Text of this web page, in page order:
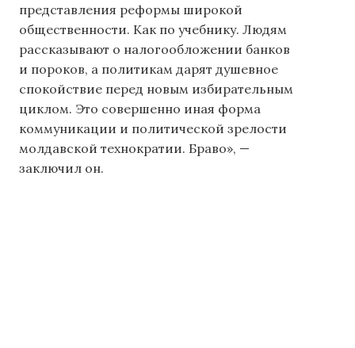
представления реформы широкой
общественности. Как по учебнику. Людям
рассказывают о налогообложении банков
и пороков, а политикам дарят душевное
спокойствие перед новым избирательным
циклом. Это совершенно иная форма
коммуникации и политической зрелости
молдавской технократии. Браво», —
заключил он.